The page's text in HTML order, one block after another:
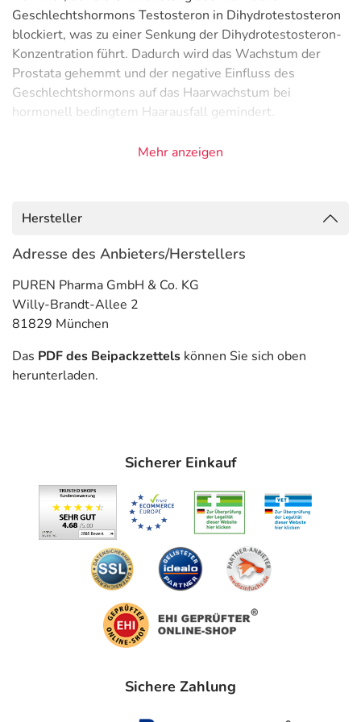
Geschlechtshormons Testosteron in Dihydrotestosteron
blockiert, was zu einer Senkung der Dihydrotestosteron-
Konzentration führt. Dadurch wird das Wachstum der
Prostata gehemmt und der negative Einfluss des
Geschlechtshormons auf das Haarwachstum bei
hormonell bedingtem Haarausfall gemindert.
Anwendungsgebiete
- Gutartig vergrößerte Prostata (benigne
Gegenanzeigen
Was spricht gegen eine Anwendung?
Immer:
- Überempfindlichkeit gegen die Inhaltsstoffe
Das Arzneimittel ist für Frauen nicht geeignet.
Frauen, die schwanger sind oder sein könnten, sollten
zerkleinerte oder zerbrochene Tabletten nicht berühren,
weil der Wirkstoff über die Haut aufgenommen werden
Welche Altersgruppe ist zu beachten?
- Kinder und Jugendliche unter 18 Jahren: Das
Arzneimittel darf nicht angewendet werden.
Was ist mit Schwangerschaft und Stillzeit?
Mehr anzeigen
Hersteller
Adresse des Anbieters/Herstellers
PUREN Pharma GmbH & Co. KG
Willy-Brandt-Allee 2
81829 München
Das PDF des Beipackzettels können Sie sich oben
herunterladen.
Sicherer Einkauf
Sichere Zahlung